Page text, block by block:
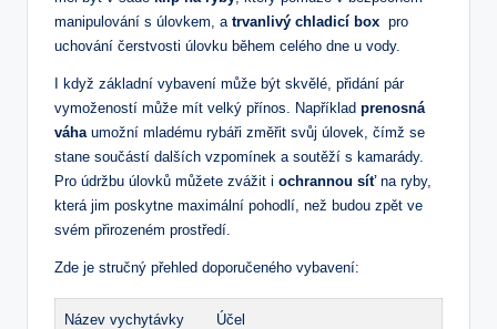
manipulování ⁣s úlovkem, ‍a trvanlivý chladicí box ‍ pro
uchování ⁣čerstvosti úlovku během celého ​dne⁣ u vody.
I když základní ‍vybavení může být skvělé, přidání pár
vymožeností může mít ‍velký přínos. Například prenosná
váha umožní mladému rybáři změřit svůj úlovek, ⁤čímž se
stane součástí⁣ dalších vzpomínek ⁤a soutěží s kamarády.
Pro údržbu úlovků můžete ‍zvážit i ochrannou síťna⁣ ryby,
která jim poskytne maximální pohodlí, než ⁣budou zpět ve‌
svém ⁢přirozeném prostředí.
Zde je stručný⁣ přehled doporučeného vybavení:
Název ⁤vychytávky Účel